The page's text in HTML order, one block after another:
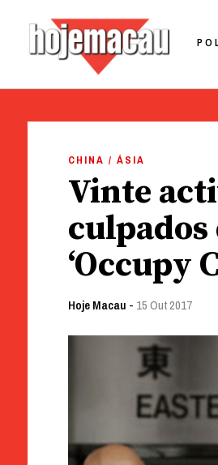
CHINA / ÁSIA
Vinte
‘Occupy
Hoje Macau - 15 Out 2017